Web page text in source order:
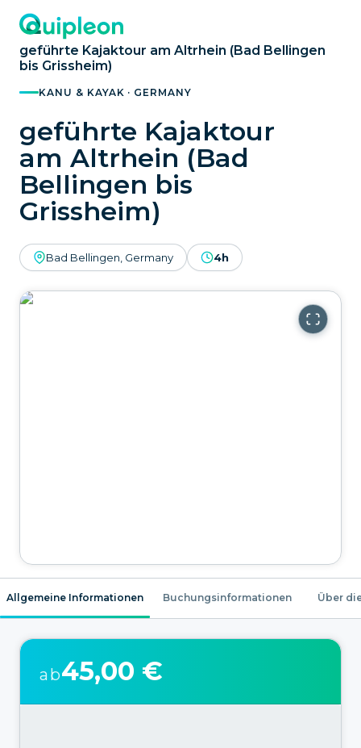
geführte Kajaktour am Altrhein (Bad Bellingen
bis Grissheim)
KANU & KAYAK · GERMANY
geführte Kajaktour
am Altrhein (Bad
Bellingen bis
Grissheim)
Bad Bellingen, Germany 4h
Allgemeine Informationen Buchungsinformationen Über
ab45,00 €